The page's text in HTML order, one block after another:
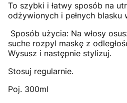
To szybki i łatwy sposób na
odżywionych i pełnych blasku
Sposób użycia: Na włosy
suche rozpyl maskę z
Wysusz i następnie stylizuj.
Stosuj regularnie.
Poj. 300ml